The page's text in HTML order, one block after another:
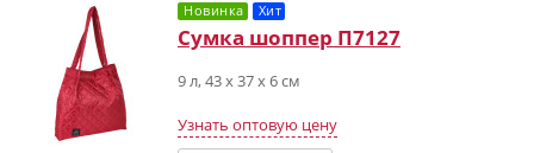
Новинка Хит
Сумка шоппер П7127
9 л, 43 х 37 х 6 см
Узнать оптовую цену